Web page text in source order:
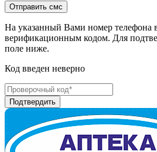
На указанный Вами номер телефона
верификационным кодом. Для
поле ниже.
Код введен неверно